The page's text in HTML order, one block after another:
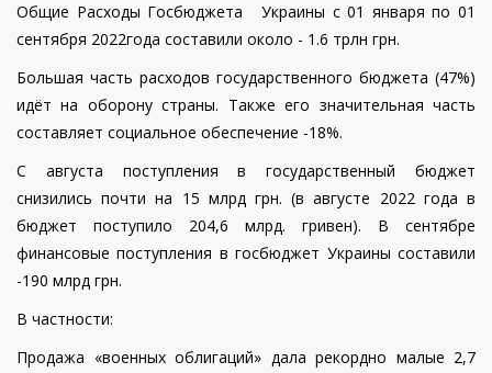
Общие Расходы Госбюджета Украины с 01 января по 01
сентября 2022года составили около - 1.6 трлн грн.
Большая часть расходов государственного бюджета (47%)
идёт на оборону страны. Также его значительная часть
составляет социальное обеспечение -18%.
С августа поступления в государственный бюджет
снизились почти на 15 млрд грн. (в августе 2022 года в
бюджет поступило 204,6 млрд. гривен). В сентябре
финансовые поступления в госбюджет Украины составили
-190 млрд грн.
В частности:
Продажа «военных облигаций» дала рекордно малые 2,7